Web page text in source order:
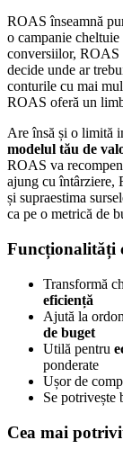
ROAS înseamnă
o campanie cheltuie
conversiilor, ROAS
decide unde ar
conturile cu mai
ROAS oferă un
Are însă și o limită
modelul tău de
ROAS va
ajung cu întârziere,
și supraestima
ca pe o metrică de
Funcționalități
Transformă
eficiență
Ajută la
de buget
Utilă pentru
ponderate
Ușor de
Se potrivește
Cea mai